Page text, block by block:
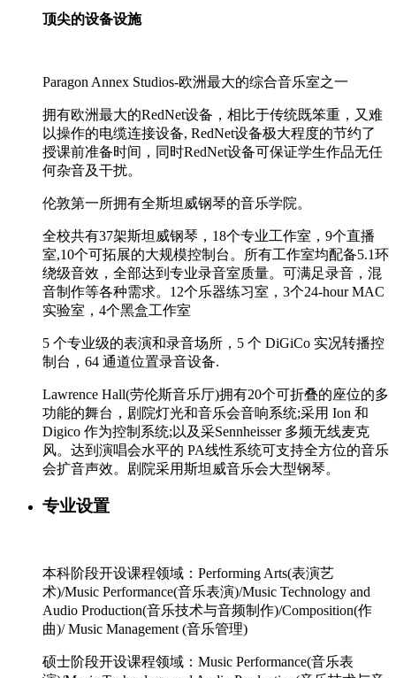
顶尖的设备设施
Paragon Annex Studios-欧洲最大的综合音乐室之一
拥有欧洲最大的RedNet设备，相比于传统既笨重，又难
以操作的电缆连接设备, RedNet设备极大程度的节约了
授课前准备时间，同时RedNet设备可保证学生作品无任
何杂音及干扰。
伦敦第一所拥有全斯坦威钢琴的音乐学院。
全校共有37架斯坦威钢琴，18个专业工作室，9个直播
室,10个可拓展的大规模控制台。所有工作室均配备5.1环
绕级音效，全部达到专业录音室质量。可满足录音，混
音制作等各种需求。12个乐器练习室，3个24-hour MAC
实验室，4个黑盒工作室
5 个专业级的表演和录音场所，5 个 DiGiCo 实况转播控
制台，64 通道位置录音设备.
Lawrence Hall(劳伦斯音乐厅)拥有20个可折叠的座位的多
功能的舞台，剧院灯光和音乐会音响系统;采用 Ion 和
Digico 作为控制系统;以及采Sennheisser 多频无线麦克
风。达到演唱会水平的 PA线性系统可支持全方位的音乐
会扩音声效。剧院采用斯坦威音乐会大型钢琴。
专业设置
本科阶段开设课程领域：Performing Arts(表演艺
术)/Music Performance(音乐表演)/Music Technology and
Audio Production(音乐技术与音频制作)/Composition(作
曲)/ Music Management (音乐管理)
硕士阶段开设课程领域：Music Performance(音乐表